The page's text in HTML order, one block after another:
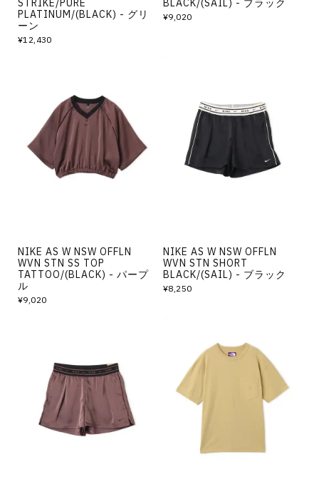
STRIKE/PURE
PLATINUM/(BLACK) - グリ
ーン
¥12,430
BLACK/(SAIL) - ブラック
¥9,020
NIKE AS W NSW OFFLN
WVN STN SS TOP
TATTOO/(BLACK) - パープ
ル
¥9,020
NIKE AS W NSW OFFLN
WVN STN SHORT
BLACK/(SAIL) - ブラック
¥8,250